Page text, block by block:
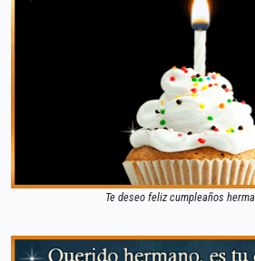
Te deseo feliz cumpleaños